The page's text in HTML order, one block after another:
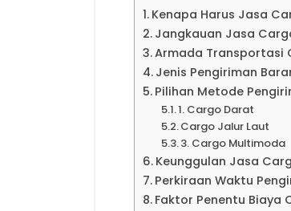
Kenapa Harus Jasa
Jangkauan Jasa
Armada Transportasi
Jenis Pengiriman
Pilihan Metode
1. Cargo Darat
Cargo Jalur Laut
3. Cargo Multimoda
Keunggulan Jasa
Perkiraan Waktu
Faktor Penentu Biaya